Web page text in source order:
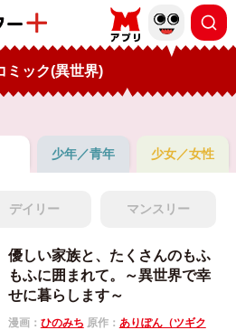
ミック(異世界)
少年／青年 少女／女性
デイリー マンスリー
優しい家族と、たくさんのもふ
もふに囲まれて。～異世界で幸
せに暮らします～
漫画： ひのみち 原作： ありぽん（ツギク